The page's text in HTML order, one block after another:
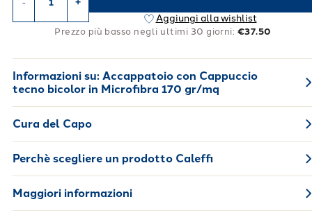
Aggiungi alla wishlist
Prezzo più basso negli ultimi 30 giorni: €37.50
Informazioni su: Accappatoio con Cappuccio
tecno bicolor in Microfibra 170 gr/mq
Cura del Capo
Perchè scegliere un prodotto Caleffi
Maggiori informazioni